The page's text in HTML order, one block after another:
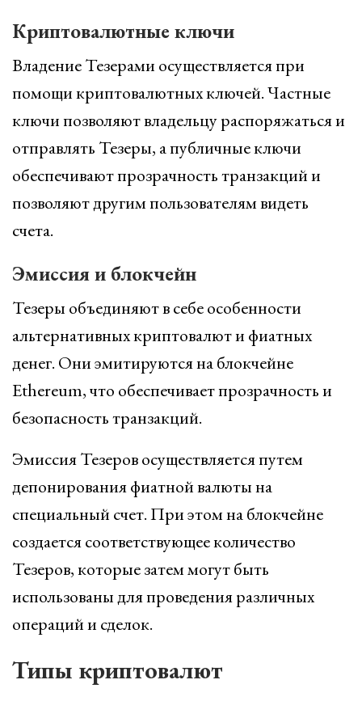
Криптовалютные ключи
Владение Тезерами осуществляется при
помощи криптовалютных ключей. Частные
ключи позволяют владельцу распоряжаться и
отправлять Тезеры, а публичные ключи
обеспечивают прозрачность транзакций и
позволяют другим пользователям видеть
счета.
Эмиссия и блокчейн
Тезеры объединяют в себе особенности
альтернативных криптовалют и фиатных
денег. Они эмитируются на блокчейне
Ethereum, что обеспечивает прозрачность и
безопасность транзакций.
Эмиссия Тезеров осуществляется путем
депонирования фиатной валюты на
специальный счет. При этом на блокчейне
создается соответствующее количество
Тезеров, которые затем могут быть
использованы для проведения различных
операций и сделок.
Типы криптовалют